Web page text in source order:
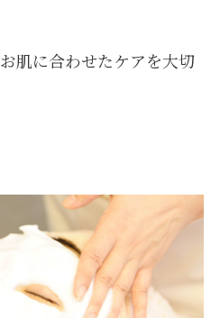
肌に合わせたケアを大切